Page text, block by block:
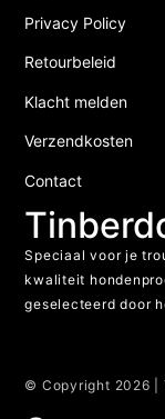
Privacy Policy
Retourbeleid
Klacht melden
Verzendkosten
Contact
Speciaal voor je
kwaliteit
geselecteerd door
© Copyright 2026 |